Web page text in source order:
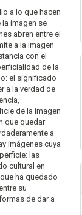
a lo que hacen
imagen se
abren entre el
a la imagen
con el
de la
el significado
a la verdad de
de la imagen
que quedar
a
imágenes cuya
las
cultural en
ha quedado
su
de dar a